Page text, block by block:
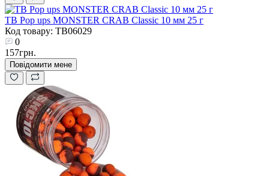
TB Pop ups MONSTER CRAB Classic 10 мм 25 г
Код товару: TB06029
0
157грн.
Повідомити мене